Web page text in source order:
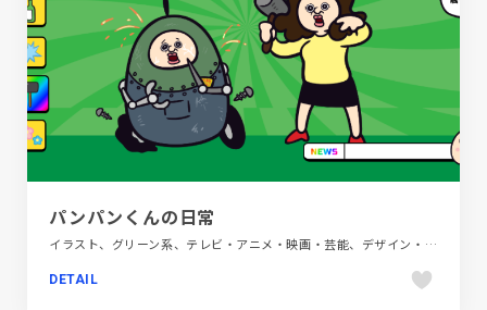
パンパンくんの日常
イラスト、グリーン系、テレビ・アニメ・映画・芸能、デザイン・アート・音楽・文芸、ブランド・サービスサイト、ポップ、モーション多め
DETAIL